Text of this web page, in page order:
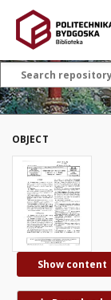
OBJECT
Show content